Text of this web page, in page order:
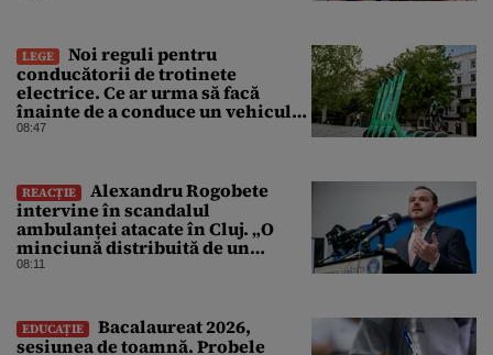
LEGE
Noi reguli pentru
conducătorii de trotinete
electrice. Ce ar urma să facă
înainte de a conduce un vehicul
pe drumurile publice
08:47
REACȚIE
Alexandru Rogobete
intervine în scandalul
ambulanței atacate în Cluj. „O
minciună distribuită de un
milion de ori rămâne o
08:11
EDUCAȚIE
Bacalaureat 2026,
sesiunea de toamnă. Probele